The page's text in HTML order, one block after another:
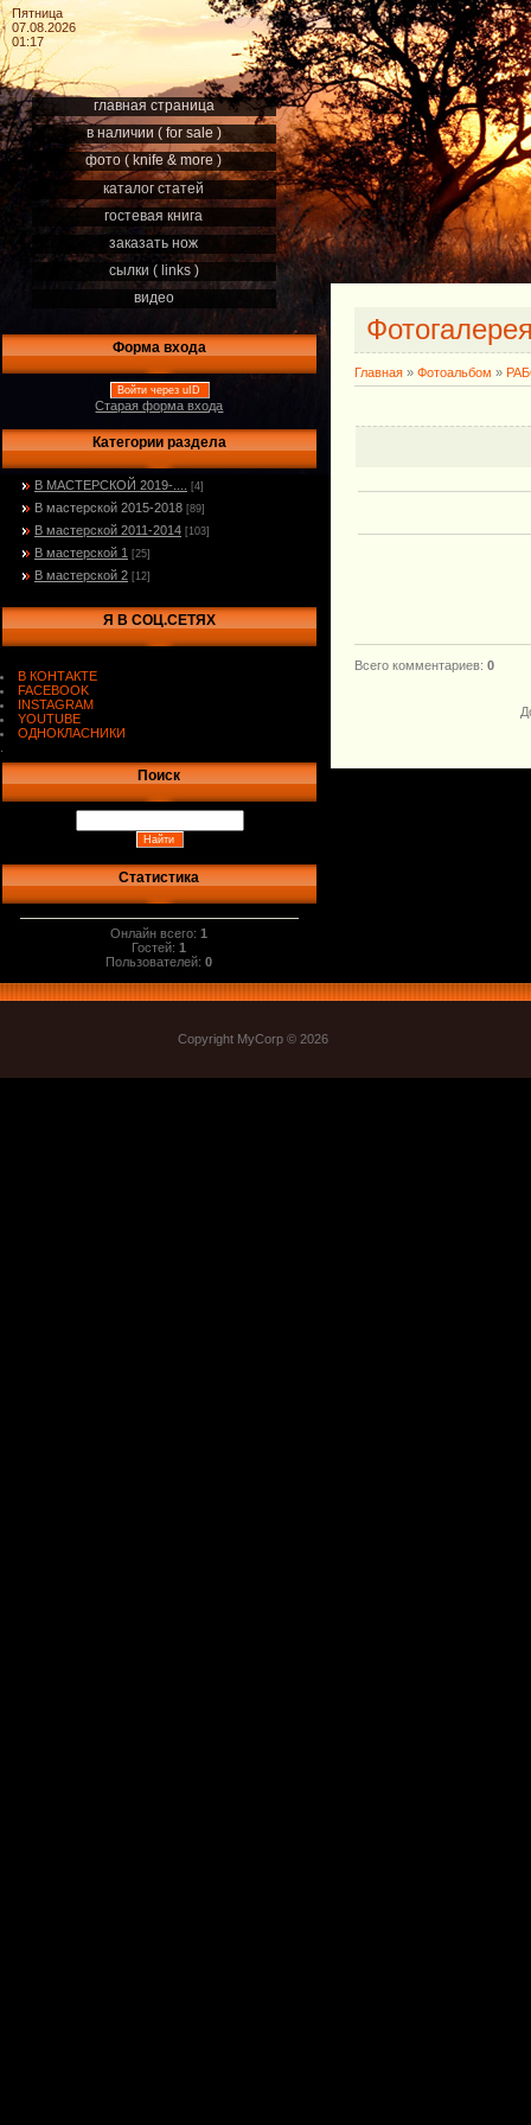
Пятница
07.08.2026
01:17
главная страница
в наличии ( for sale )
фото ( knife & more )
каталог статей
гостевая книга
заказать нож
сылки ( links )
видео
Форма входа
Войти через uID
Старая форма входа
Категории раздела
В МАСТЕРСКОЙ 2019-.... [4]
В мастерской 2015-2018 [89]
В мастерской 2011-2014 [103]
В мастерской 1 [25]
В мастерской 2 [12]
Я В СОЦ.СЕТЯХ
В КОНТАКТЕ
FACEBOOK
INSTAGRAM
YOUTUBE
ОДНОКЛАСНИКИ
Поиск
Статистика
Онлайн всего:1
Гостей:1
Пользователей:0
Главная » Фотоальбом »
Всего комментариев: 0
Copyright MyCorp © 2026